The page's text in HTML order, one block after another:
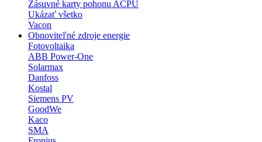
Zásuvné karty pohonu ACPU
Ukázať všetko
Vacon
Obnoviteľné zdroje energie
Fotovoltaika
ABB Power-One
Solarmax
Danfoss
Kostal
Siemens PV
GoodWe
Kaco
SMA